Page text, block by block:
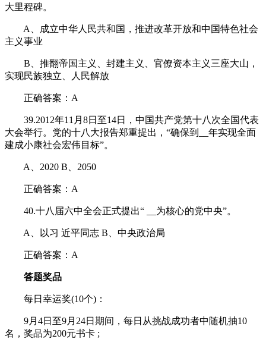
大里程碑。
A、成立中华人民共和国，推进改革开放和中国特色社会
主义事业
B、推翻帝国主义、封建主义、官僚资本主义三座大山，
实现民族独立、人民解放
正确答案：A
39.2012年11月8日至14日，中国共产党第十八次全国代表
大会举行。党的十八大报告郑重提出，“确保到__年实现全面
建成小康社会宏伟目标”。
A、2020 B、2050
正确答案：A
40.十八届六中全会正式提出“ __为核心的党中央”。
A、以习 近平同志 B、中央政治局
正确答案：A
答题奖品
每日幸运奖(10个)：
9月4日至9月24日期间，每日从挑战成功者中随机抽10
名，奖品为200元书卡 ;